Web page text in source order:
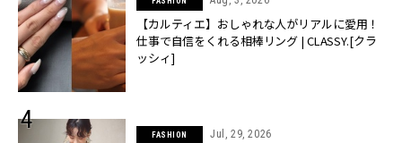
【カルティエ】おしゃれな人がリアルに愛用！
仕事で自信をくれる相棒リング | CLASSY.[クラ
ッシィ]
FASHION Jul, 29, 2026